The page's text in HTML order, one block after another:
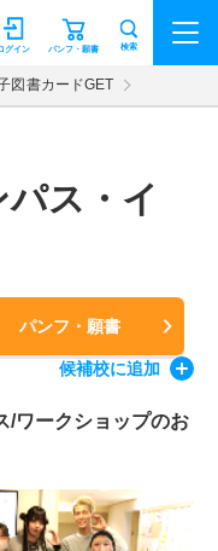
パンフ・願書
グイン 検索
図書カードGET
ス・イ
パンフ・願書
候補校に追加
/ワークショップのお